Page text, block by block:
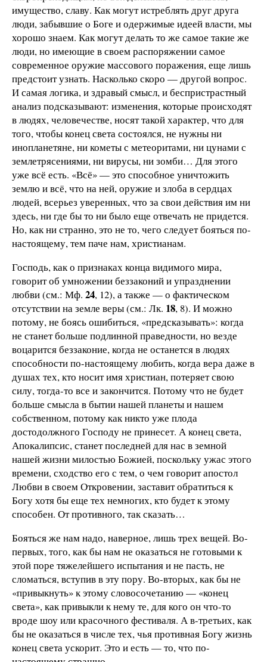
имущество, славу. Как могут истреблять друг друга
люди, забывшие о Боге и одержимые идеей власти, мы
хорошо знаем. Как могут делать то же самое такие же
люди, но имеющие в своем распоряжении самое
современное оружие массового поражения, еще лишь
предстоит узнать. Насколько скоро — другой вопрос.
И самая логика, и здравый смысл, и беспристрастный
анализ подсказывают: изменения, которые происходят
в людях, человечестве, носят такой характер, что для
того, чтобы конец света состоялся, не нужны ни
инопланетяне, ни кометы с метеоритами, ни цунами с
землетрясениями, ни вирусы, ни зомби… Для этого
уже всё есть. «Всё» — это способное уничтожить
землю и всё, что на ней, оружие и злоба в сердцах
людей, всерьез уверенных, что за свои действия им ни
здесь, ни где бы то ни было еще отвечать не придется.
Но, как ни странно, это не то, чего следует бояться по-
настоящему, тем паче нам, христианам.
Господь, как о признаках конца видимого мира,
говорит об умножении беззаконий и упразднении
любви (см.: Мф. 24, 12), а также — о фактическом
отсутствии на земле веры (см.: Лк. 18, 8). И можно
потому, не боясь ошибиться, «предсказывать»: когда
не станет больше подлинной праведности, но везде
воцарится беззаконие, когда не останется в людях
способности по-настоящему любить, когда вера даже в
душах тех, кто носит имя христиан, потеряет свою
силу, тогда-то все и закончится. Потому что не будет
больше смысла в бытии нашей планеты и нашем
собственном, потому как никто уже плода
достодолжного Господу не принесет. А конец света,
Апокалипсис, станет последней для нас в земной
нашей жизни милостью Божией, поскольку ужас этого
времени, сходство его с тем, о чем говорит апостол
Любви в своем Откровении, заставит обратиться к
Богу хотя бы еще тех немногих, кто будет к этому
способен. От противного, так сказать…
Бояться же нам надо, наверное, лишь трех вещей. Во-
первых, того, как бы нам не оказаться не готовыми к
этой поре тяжелейшего испытания и не пасть, не
сломаться, вступив в эту пору. Во-вторых, как бы не
«привыкнуть» к этому словосочетанию — «конец
света», как привыкли к нему те, для кого он что-то
вроде шоу или красочного фестиваля. А в-третьих, как
бы не оказаться в числе тех, чья противная Богу жизнь
конец света ускорит. Это и есть — то, что по-